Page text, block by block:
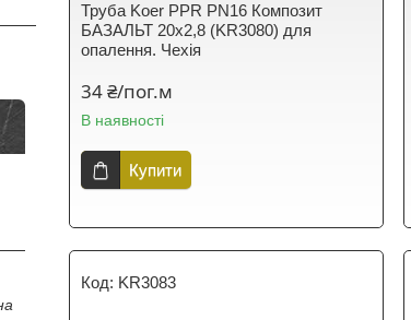
Труба Koer PPR PN16 Композит
БАЗАЛЬТ 20х2,8 (KR3080) для
опалення. Чехія
34 ₴/пог.м
В наявності
Купити
KR3083